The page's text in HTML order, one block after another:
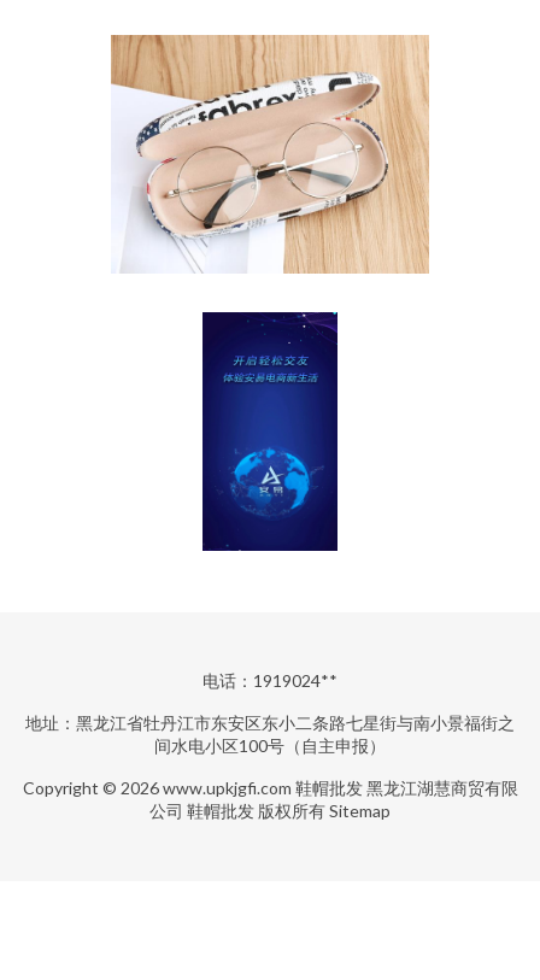
电话：1919024**
地址：黑龙江省牡丹江市东安区东小二条路七星街与南小景福街之
间水电小区100号（自主申报）
Copyright © 2026www.upkjgfi.com 鞋帽批发 黑龙江湖慧商贸有限
公司 鞋帽批发 版权所有Sitemap